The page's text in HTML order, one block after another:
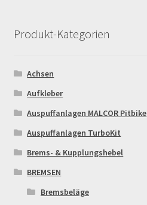
My Profile
Newsletter
Order Confirmation
Produkt-Kategorien
Achsen
Aufkleber
Auspuffanlagen MALCOR Pitbike
Auspuffanlagen TurboKit
Brems- & Kupplungshebel
BREMSEN
Bremsbeläge